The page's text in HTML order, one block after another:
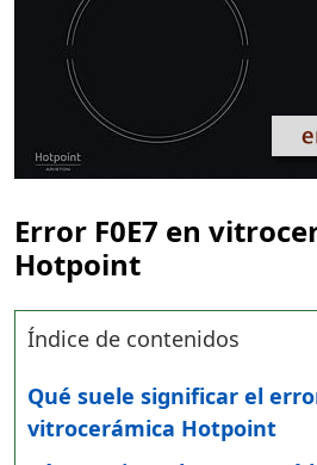
Error F0E7 en
Hotpoint
Índice de contenidos
Qué suele significar el
vitrocerámica Hotpoint